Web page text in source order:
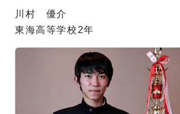
川村 優介
東海高等学校2年